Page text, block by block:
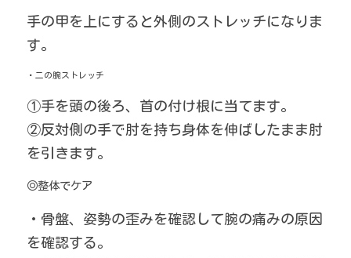
手の甲を上にすると外側のストレッチになりま
す。
・二の腕ストレッチ
①手を頭の後ろ、首の付け根に当てます。
②反対側の手で肘を持ち身体を伸ばしたまま肘
を引きます。
◎整体でケア
・骨盤、姿勢の歪みを確認して腕の痛みの原因
を確認する。